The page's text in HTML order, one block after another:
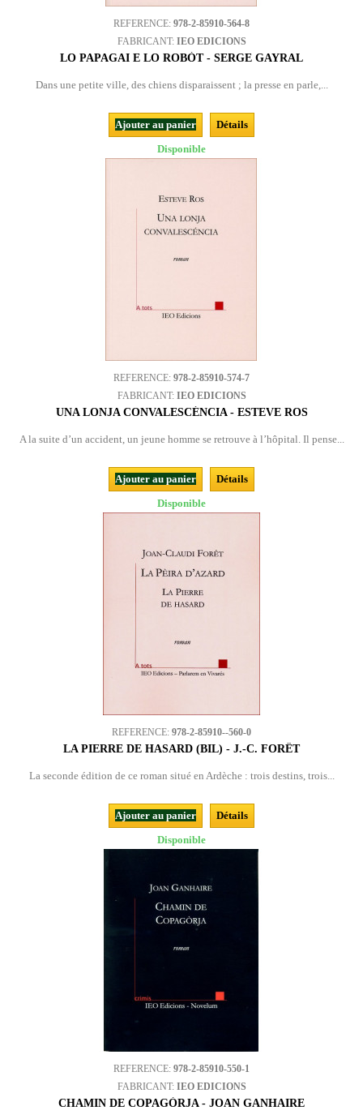
REFERENCE: 978-2-85910-564-8
FABRICANT: IEO EDICIONS
LO PAPAGAI E LO ROBÒT - SERGE GAYRAL
Dans une petite ville, des chiens disparaissent ; la presse en parle,...
Ajouter au panier
Détails
Disponible
REFERENCE: 978-2-85910-574-7
FABRICANT: IEO EDICIONS
UNA LONJA CONVALESCÉNCIA - ESTEVE ROS
A la suite d’un accident, un jeune homme se retrouve à l’hôpital. Il pense...
Ajouter au panier
Détails
Disponible
REFERENCE: 978-2-85910--560-0
LA PIERRE DE HASARD (BIL) - J.-C. FORÊT
La seconde édition de ce roman situé en Ardèche : trois destins, trois...
Ajouter au panier
Détails
Disponible
REFERENCE: 978-2-85910-550-1
FABRICANT: IEO EDICIONS
CHAMIN DE COPAGÒRJA - JOAN GANHAIRE